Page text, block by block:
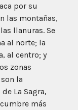
por su
las montañas,
llanuras. Se
al norte; la
al centro; y
zonas
la
La Sagra,
más